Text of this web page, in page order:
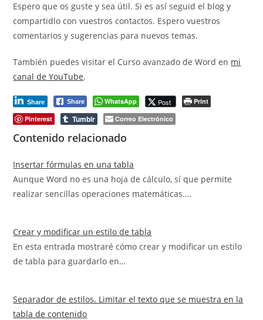
Espero que os guste y sea útil. Si es así seguid el blog y
compartidlo con vuestros contactos. Espero vuestros
comentarios y sugerencias para nuevos temas.
También puedes visitar el Curso avanzado de Word en mi
canal de YouTube.
Share Share WhatsApp Post
Print
Pinterest
Tumblr Correo Electrónico
Contenido relacionado
Insertar fórmulas en una tabla
Aunque Word no es una hoja de cálculo, sí que permite
realizar sencillas operaciones matemáticas.…
Crear y modificar un estilo de tabla
En esta entrada mostraré cómo crear y modificar un estilo
de tabla para guardarlo en…
Separador de estilos. Limitar el texto que se muestra en la
tabla de contenido